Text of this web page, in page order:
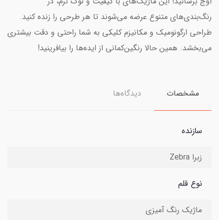
رنگ‌بندی‌های متنوع عرضه می‌شوند تا هر طرحی را زنده کنید.
طراحی ارگونومیک و مکانیزم کلیکی به شما راحتی و دقت بیشتری
می‌بخشد. همین حالا رنگین‌کمانی از ایده‌ها را بیافرینید!
مشخصات دیدگاه‌ها
سازنده
زبرا Zebra
نوع قلم
ماژیک رنگ آمیزی